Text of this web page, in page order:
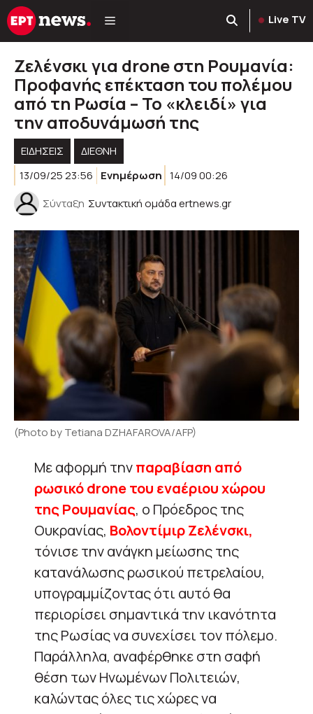
Μετάβαση
σε
Live TV
Ζελένσκι για drone στη Ρουμανία:
Προφανής επέκταση του πολέμου
από τη Ρωσία – Το «κλειδί» για
την αποδυνάμωσή της
ΕΙΔΗΣΕΙΣ
ΔΙΕΘΝΗ
13/09/25 23:56
Ενημέρωση 14/09 00:26
Σύνταξη Συντακτική ομάδα ertnews.gr
(Photo by Tetiana DZHAFAROVA/AFP)
Με αφορμή τηνπαραβίαση από
ρωσικό drone του εναέριου χώρου
της Ρουμανίας, ο Πρόεδρος της
Ουκρανίας, Βολοντίμιρ Ζελένσκι,
τόνισε την ανάγκη μείωσης της
κατανάλωσης ρωσικού πετρελαίου,
υπογραμμίζοντας ότι αυτό θα
περιορίσει σημαντικά την ικανότητα
της Ρωσίας να συνεχίσει τον πόλεμο.
Παράλληλα, αναφέρθηκε στη σαφή
θέση των Ηνωμένων Πολιτειών,
καλώντας όλες τις χώρες να